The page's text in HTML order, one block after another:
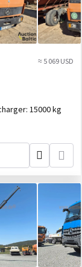
≈ 5 069 USD
15000 kg